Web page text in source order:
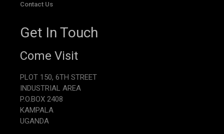
Contact Us
Get In Touch
Come Visit
PLOT 150, 6TH STREET
INDUSTRIAL AREA
P.O.BOX 2408
KAMPALA
UGANDA